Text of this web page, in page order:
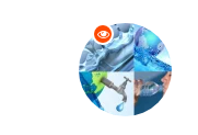
Müzik
Gayrimenkul